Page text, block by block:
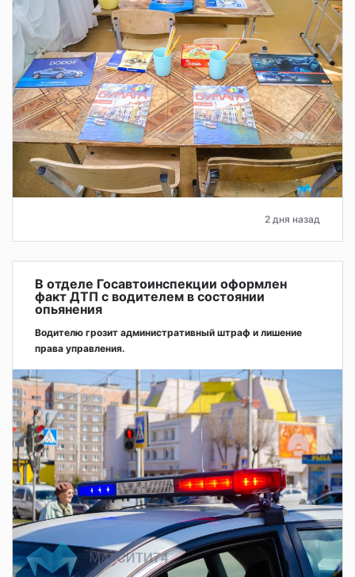
2 дня назад
В отделе Госавтоинспекции оформлен
факт ДТП с водителем в состоянии
опьянения
Водителю грозит административный штраф и лишение
права управления.